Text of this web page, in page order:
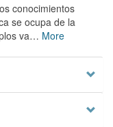
conocimientos
se ocupa de la
va… More